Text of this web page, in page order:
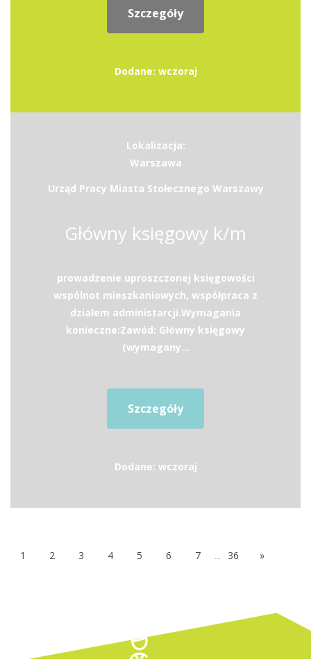
Szczegóły
Dodane: wczoraj
Lokalizacja:
Warszawa
Urząd Pracy Miasta Stołecznego Warszawy
Główny księgowy k/m
prowadzenie uproszczonej księgowości
wspólnot mieszkaniowych, współpraca z
działem administarcji.Wymagania
konieczne:Zawód: Główny księgowy
(wymagany...
Szczegóły
Dodane: wczoraj
1 2 3 4 5 6 7 ... 36 »